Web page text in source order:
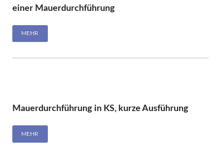
einer Mauerdurchführung
MEHR
Mauerdurchführung in KS, kurze Ausführung
MEHR